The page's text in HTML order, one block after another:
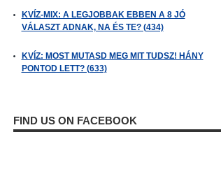
KVÍZ-MIX: A LEGJOBBAK EBBEN A 8 JÓ
VÁLASZT ADNAK, NA ÉS TE? (434)
KVÍZ: MOST MUTASD MEG MIT TUDSZ! HÁNY
PONTOD LETT? (633)
FIND US ON FACEBOOK